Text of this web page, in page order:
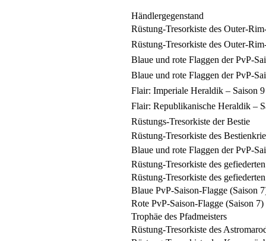
Händlergegenstand
Rüstung-Tresorkiste des Outer-
Rüstung-Tresorkiste des Outer-
Blaue und rote Flaggen der PvP-
Blaue und rote Flaggen der PvP-
Flair: Imperiale Heraldik – Saison
Flair: Republikanische Heraldik –
Rüstungs-Tresorkiste der Bestie
Rüstung-Tresorkiste des
Blaue und rote Flaggen der PvP-
Rüstung-Tresorkiste des
Rüstung-Tresorkiste des
Blaue PvP-Saison-Flagge (Saison
Rote PvP-Saison-Flagge (Saison 7)
Trophäe des Pfadmeisters
Rüstung-Tresorkiste des